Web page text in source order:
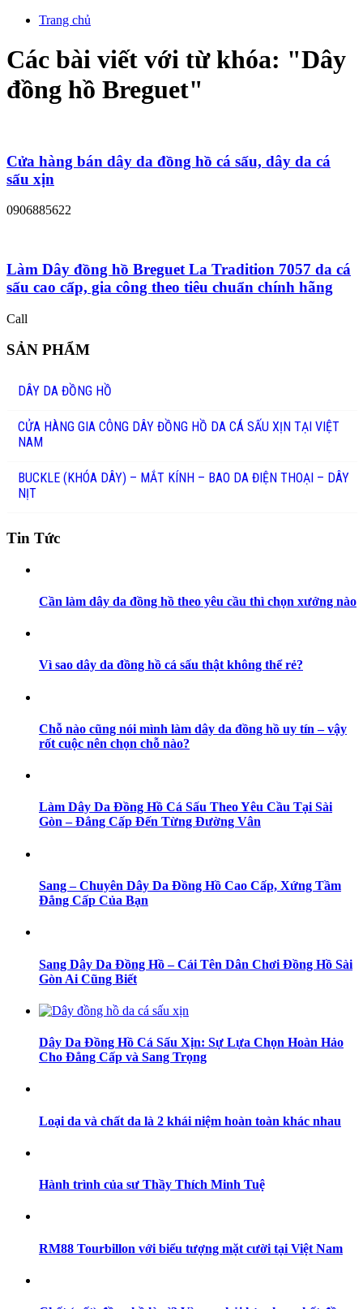
Trang chủ
Các bài viết với từ khóa: "Dây
đồng hồ Breguet"
Cửa hàng bán dây da đồng hồ cá sấu, dây da cá
sấu xịn
0906885622
Làm Dây đồng hồ Breguet La Tradition 7057 da cá
sấu cao cấp, gia công theo tiêu chuẩn chính hãng
Call
SẢN PHẨM
DÂY DA ĐỒNG HỒ
CỬA HÀNG GIA CÔNG DÂY ĐỒNG HỒ DA CÁ SẤU XỊN TẠI VIỆT
NAM
BUCKLE (KHÓA DÂY) – MẮT KÍNH – BAO DA ĐIỆN THOẠI – DÂY
NỊT
Tin Tức
Cần làm dây da đồng hồ theo yêu cầu thì chọn xưởng nào
Vì sao dây da đồng hồ cá sấu thật không thể rẻ?
Chỗ nào cũng nói mình làm dây da đồng hồ uy tín – vậy
rốt cuộc nên chọn chỗ nào?
Làm Dây Da Đồng Hồ Cá Sấu Theo Yêu Cầu Tại Sài
Gòn – Đẳng Cấp Đến Từng Đường Vân
Sang – Chuyên Dây Da Đồng Hồ Cao Cấp, Xứng Tầm
Đẳng Cấp Của Bạn
Sang Dây Da Đồng Hồ – Cái Tên Dân Chơi Đồng Hồ Sài
Gòn Ai Cũng Biết
Dây Da Đồng Hồ Cá Sấu Xịn: Sự Lựa Chọn Hoàn Hảo
Cho Đẳng Cấp và Sang Trọng
Loại da và chất da là 2 khái niệm hoàn toàn khác nhau
Hành trình của sư Thầy Thích Minh Tuệ
RM88 Tourbillon với biểu tượng mặt cười tại Việt Nam